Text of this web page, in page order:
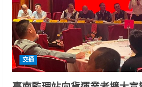
交通